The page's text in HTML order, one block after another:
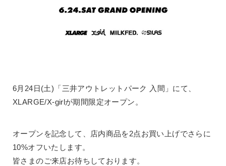
6月24日(土)「三井アウトレットパーク 入間」にて、
XLARGE/X-girlが期間限定オープン。
オープンを記念して、店内商品を2点お買い上げでさらに
10%オフいたします。
皆さまのご来店お待ちしております。